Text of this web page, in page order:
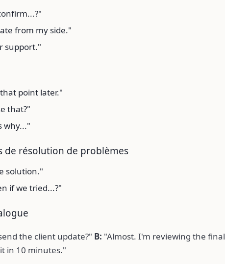
from my side."
support."
point later."
that?"
why..."
de résolution de problèmes
solution."
if we tried...?"
the client update?" B: "Almost. I'm reviewing the final
in 10 minutes."